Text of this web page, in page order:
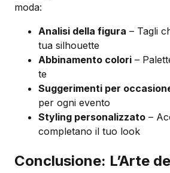
moda:
Analisi della figura – Tagli
tua silhouette
Abbinamento colori –
te
Suggerimenti per
per ogni evento
Styling personalizzato –
completano il tuo look
Conclusione: L’Arte